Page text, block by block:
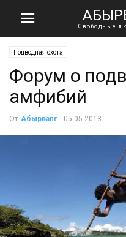
Свободные
Подводная охота
Форум о
амфибий
От Абырвалг - 05.05.2013